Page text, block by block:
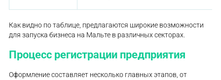
Как видно по таблице, предлагаются широкие возможности
для запуска бизнеса на Мальте в различных секторах.
Процесс регистрации предприятия
Оформление составляет несколько главных этапов, от